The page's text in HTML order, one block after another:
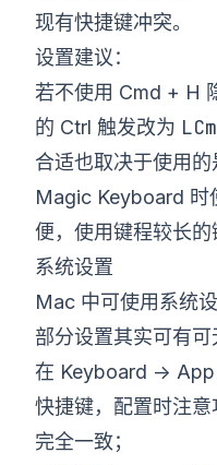
现有快捷键冲突。
设置建议：
若不使用 Cmd + H
的 Ctrl 触发改为
合适也取决于使用
Magic Keyboard 时
便，使用键程较长的
系统设置
Mac 中可使用系统
部分设置其实可有可
在 Keyboard ->
快捷键，配置时注
完全一致；